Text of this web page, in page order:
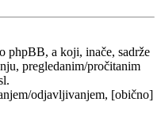
phpBB, a koji, inače, sadrže
pregledanim/pročitanim
odjavljivanjem, [obično]